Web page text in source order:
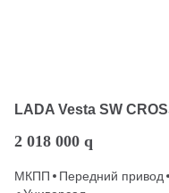
LADA Vesta SW
2 018 000 q
МКПП Передний привод